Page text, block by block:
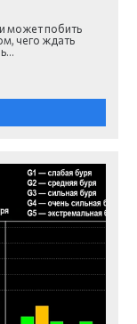
может побить
чего ждать